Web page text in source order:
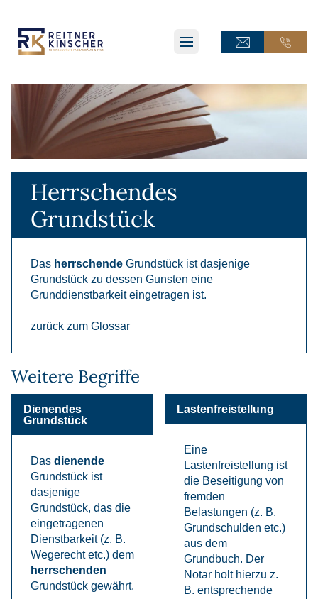
ONLINE-AKTE
ONLINE-TERMINANFRAGE
Herrschendes
Grundstück
Das herrschendeGrundstück ist dasjenige
Grundstück zu dessen Gunsten eine
Grunddienstbarkeit eingetragen ist.
zurück zum Glossar
Weitere Begriffe
Dienendes
Grundstück
Das dienende
Grundstück ist
dasjenige
Grundstück, das die
eingetragenen
Dienstbarkeit (z. B.
Wegerecht etc.) dem
herrschenden
Grundstück gewährt.
Lastenfreistellung
Eine
Lastenfreistellung ist
die Beseitigung von
fremden
Belastungen (z. B.
Grundschulden etc.)
aus dem
Grundbuch. Der
Notar holt hierzu z.
B. entsprechende